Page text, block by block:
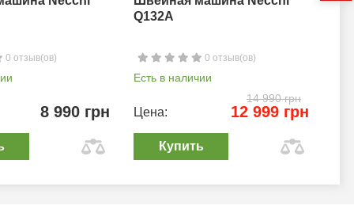
0 отзыв(ов)
8 990 грн
Q132A
0 отзыв(ов)
Есть в наличии
14 990 грн
Цена: 12 999 грн
Купить